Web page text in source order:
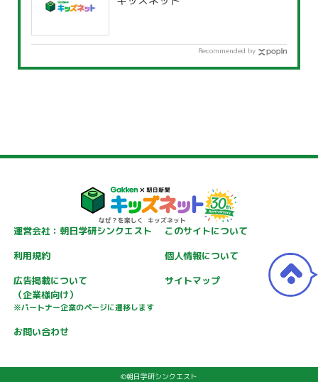
Recommended by
運営会社：朝日学研シンクエスト
このサイトについて
利用規約
個人情報について
広告掲載について
（企業様向け）
※パートナー企業のページに遷移します
サイトマップ
お問い合わせ
©朝日学研シンクエスト